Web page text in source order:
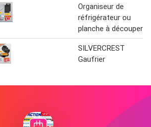
Organiseur de
réfrigérateur ou
planche à découper
SILVERCREST
Gaufrier